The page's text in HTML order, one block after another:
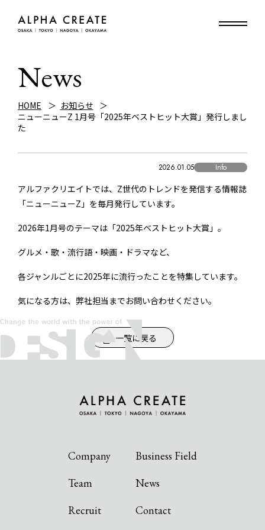
News
HOME
お知らせ
ニューニューZ 1月号「2025年ベストヒット大賞」発行しまし
た
2026.01.05 Info
アルファクリエイトでは、Z世代のトレンドを発信する情報誌
「ニューニューZ」を毎月発行しています。
2026年1月号のテーマは「2025年ベストヒット大賞」。
グルメ・歌・流行語・映画・ドラマなど、
各ジャンルごとに2025年に流行ったことを特集しています。
気になる方は、弊社担当までお問い合わせください。
一覧に戻る
Company
Business Field
Team
News
Recruit
Contact